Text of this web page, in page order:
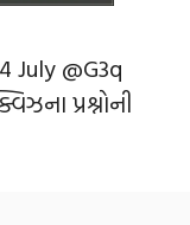
July @G3q
પ્રશ્નોની